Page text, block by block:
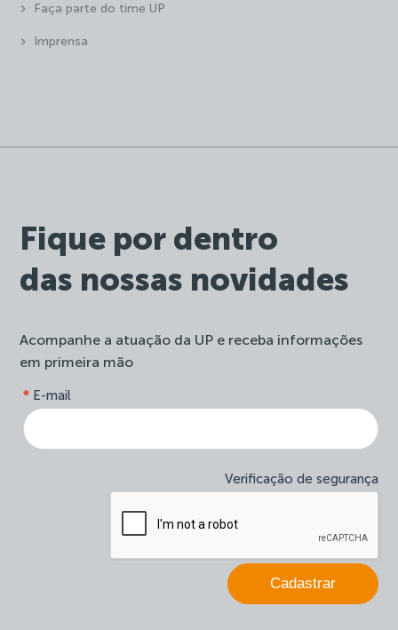
Fique por dentro
das nossas novidades
Acompanhe a atuação da UP e receba informações
em primeira mão
site-
newsletter
E-mail
*
Verificação de segurança
Cadastrar
você
é
humano,
este
campo
branco.
Faça parte do time UP
Imprensa